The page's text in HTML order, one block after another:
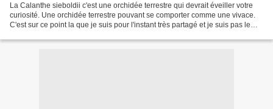
La Calanthe sieboldii c'est une orchidée terrestre qui devrait éveiller votre
curiosité. Une orchidée terrestre pouvant se comporter comme une vivace.
C'est sur ce point la que je suis pour l'instant très partagé et je suis pas le